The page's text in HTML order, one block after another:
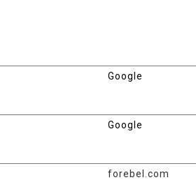
Google
Google
forebel.com